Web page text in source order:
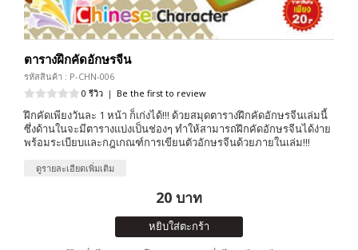
ตารางฝึกคัดอักษรจีน
รหัสสินค้า : P-CHN-006
0 รีวิว | Be the first to review
ฝึกคัดเพียงวันละ 1 หน้า ก็เก่งได้!!! ด้วยสมุดตารางฝึกคัดอักษรจีนเล่มนี้
ซึ่งด้านในจะมีตารางแบ่งเป็นช่องๆ ทำให้สามารถฝึกคัดอักษรจีนได้ง่าย
พร้อมระเบียบและกฎเกณฑ์การเขียนตัวอักษรจีนด้วยภายในเล่ม!!!
ดูรายละเอียดเพิ่มเติม
20 บาท
หยิบใส่ตะกร้า